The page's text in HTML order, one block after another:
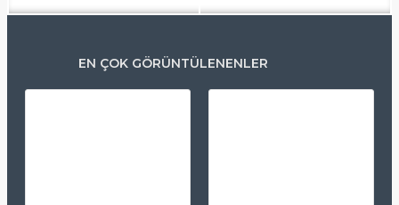
EN ÇOK GÖRÜNTÜLENENLER